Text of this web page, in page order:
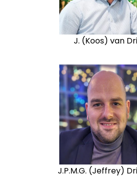
J. (Koos) van
J.P.M.G. (Jeffrey)